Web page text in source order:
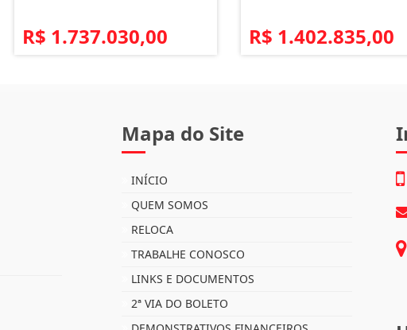
R$ 1.737.030,00 R$ 1.402.835,00
Mapa do Site
INÍCIO
QUEM SOMOS
RELOCA